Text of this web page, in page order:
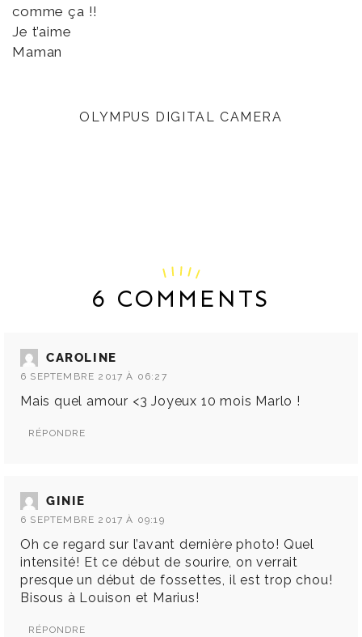
comme ça !!
Je t’aime
Maman
OLYMPUS DIGITAL CAMERA
6 COMMENTS
CAROLINE
6 SEPTEMBRE 2017 À 06:27
Mais quel amour <3 Joyeux 10 mois Marlo !
RÉPONDRE
GINIE
6 SEPTEMBRE 2017 À 09:19
Oh ce regard sur l’avant dernière photo! Quel
intensité! Et ce début de sourire, on verrait
presque un début de fossettes, il est trop chou!
Bisous à Louison et Marius!
RÉPONDRE